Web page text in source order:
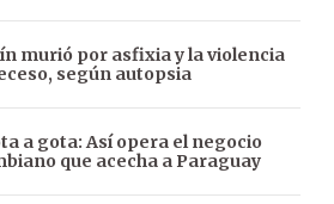
murió por asfixia y la violencia
según autopsia
a gota: Así opera el negocio
que acecha a Paraguay